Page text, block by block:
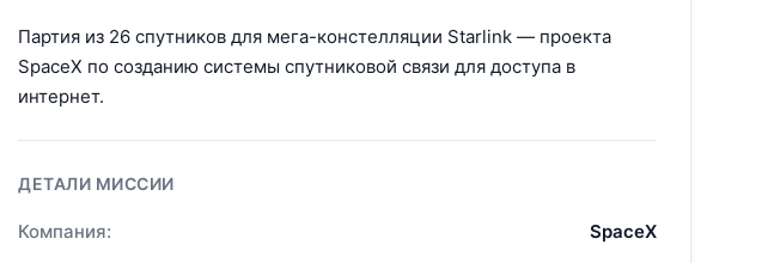
Партия из 26 спутников для мега-констелляции Starlink — проекта
SpaceX по созданию системы спутниковой связи для доступа в
интернет.
ДЕТАЛИ МИССИИ
Компания:
SpaceX